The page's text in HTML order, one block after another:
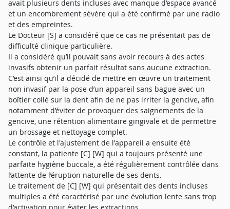
avait plusieurs dents incluses avec manque d’espace avancé
et un encombrement sévère qui a été confirmé par une radio
et des empreintes.
Le Docteur [S] a considéré que ce cas ne présentait pas de
difficulté clinique particulière.
Il a considéré qu’il pouvait sans avoir recours à des actes
invasifs obtenir un parfait résultat sans aucune extraction.
C’est ainsi qu’il a décidé de mettre en œuvre un traitement
non invasif par la pose d’un appareil sans bague avec un
boîtier collé sur la dent afin de ne pas irriter la gencive, afin
notamment d’éviter de provoquer des saignements de la
gencive, une rétention alimentaire gingivale et de permettre
un brossage et nettoyage complet.
Le contrôle et l'ajustement de l'appareil a ensuite été
constant, la patiente [C] [W] qui a toujours présenté une
parfaite hygiène buccale, a été régulièrement contrôlée dans
l’attente de l’éruption naturelle de ses dents.
Le traitement de [C] [W] qui présentait des dents incluses
multiples a été caractérisé par une évolution lente sans trop